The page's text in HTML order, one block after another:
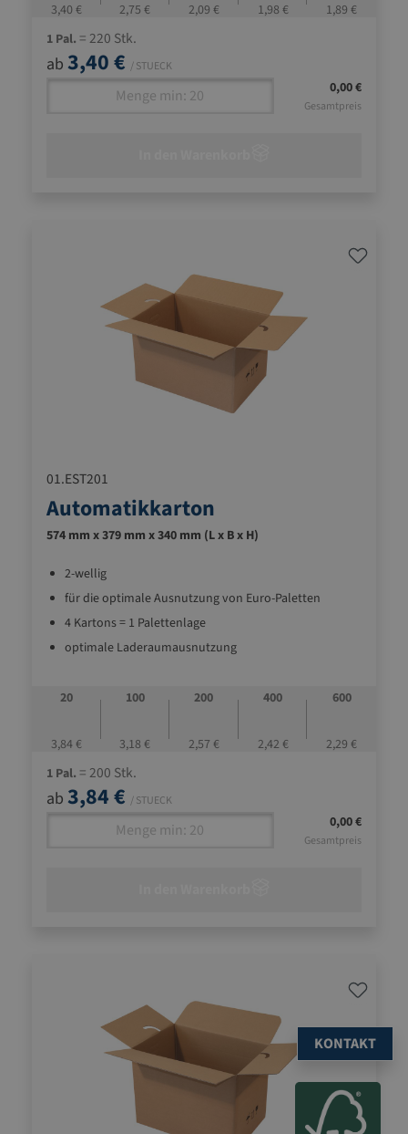
3,40 € 2,75 € 2,09 € 1,98 €
1,89 €
1 Pal. = 220 Stk.
ab 3,40 € / STUECK
0,00 €
Gesamtpreis
01.EST201
Automatikkarton
574 mm x 379 mm x 340 mm (L x B x H)
2-wellig
für die optimale Ausnutzung von Euro-Paletten
4 Kartons = 1 Palettenlage
optimale Laderaumausnutzung
Deckel mit Einsteckverschluss
20
3,84 €
100
3,18 €
200
2,57 €
400
2,42 €
600
2,29 €
1 Pal. = 200 Stk.
ab 3,84 € / STUECK
0,00 €
Gesamtpreis
KONTAKT